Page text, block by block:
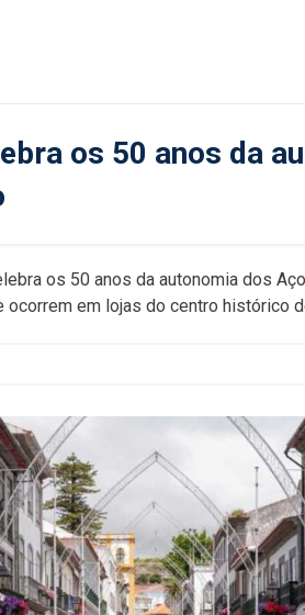
os 50 anos da
os 50 anos da autonomia dos
em lojas do centro histórico